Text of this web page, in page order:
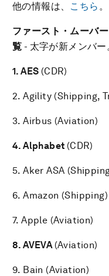
他の情報は、 こちら 。
ファースト・ムーバ
覧 - 太字が新メンバー
1. AES (CDR)
2. Agility (Shipping,
3. Airbus (Aviation)
4.Alphabet (CDR)
5. Aker ASA
6. Amazon (Shipping)
7. Apple (Aviation)
8. AVEVA (Aviation)
9. Bain (Aviation)